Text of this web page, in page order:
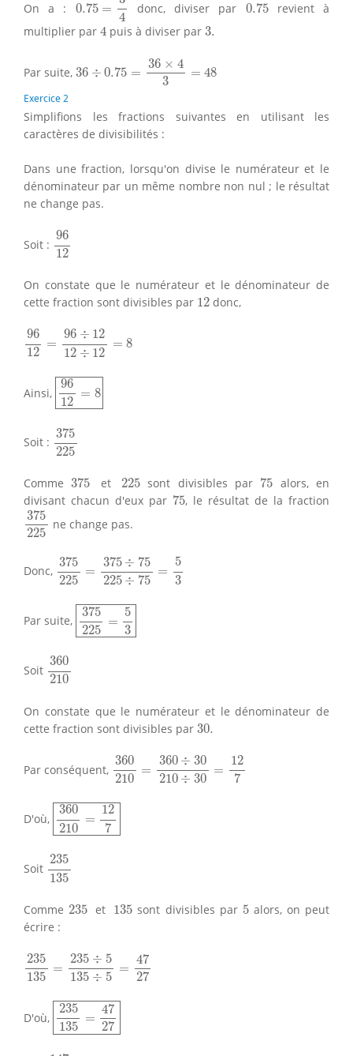
On a : 0.75 =
4
donc, diviser par 0.75revient à
multiplier par 4
4 puis à diviser par 3.
3.
Par suite, 36 ÷ 0.75 =
36 × 4
3
= 48
36×43 =48
Exercice 2
Simplifions les fractions suivantes en utilisant les
caractères de divisibilités :
Dans une fraction, lorsqu'on divise le numérateur et le
dénominateur par un même nombre non nul ; le résultat
ne change pas.
Soit :
96
12
96
On constate que le numérateur et le dénominateur de
cette fraction sont divisibles par 12
12 donc,
96
12
=
96 ÷ 12
12 ÷ 12
= 8
96 96 ÷ 1212
Ainsi,
96
12
= 8
9612=8
Soit :
375
225
375
Comme375
375 et 225
225 sont divisibles par 75
75 alors, en
divisant chacun d'eux par 75
75, le résultat de la fraction
375
225
375225
ne change pas.
Donc,
375
225
=
375 ÷ 75
225 ÷ 75
=
5
3
375 =375 ÷75 225
Par suite,
375
225
=
5
3
375225=5
Soit
360
210
360
On constate que le numérateur et le dénominateur de
cette fraction sont divisibles par 30.
30.
Par conséquent,
360
210
=
360 ÷ 30
210 ÷ 30
=
12
7
360 =360 ÷30 210÷
D'où,
360
210
=
12
7
360210=12
Soit
235
135
235
Comme 235
235 et 135
135sont divisibles par 5
5alors, on peut
écrire :
235
135
=
235 ÷ 5
135 ÷ 5
=
47
27
235 =235 ÷5 135÷
D'où,
235
135
=
47
27
235135=47